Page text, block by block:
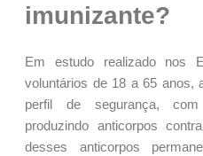
imunizante?
Em estudo realizado nos
voluntários de 18 a 65 anos,
perfil de segurança,
produzindo anticorpos
desses anticorpos